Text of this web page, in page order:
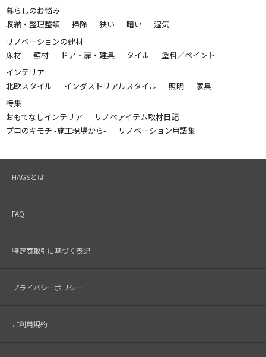
暮らしのお悩み
収納・整理整頓
掃除 狭い 暗い
湿気
リノベーションの建材
床材
壁材 ドア・扉・建具 タイル
塗料／ペイント
インテリア
北欧スタイル
インダストリアルスタイル 照明
家具
特集
おもてなしインテリア
リノベアイテム取材日記
プロのキモチ -施工現場から-
リノベーション用語集
HAGSとは
FAQ
特定商取引に基づく表記
プライバシーポリシー
ご利用規約